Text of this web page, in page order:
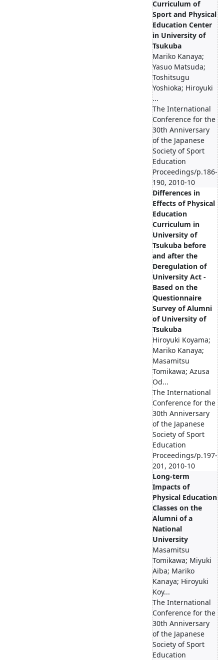
Curriculum of
Sport and Physical
Education Center
in University of
Tsukuba
Mariko Kanaya;
Yasuo Matsuda;
Toshitsugu
Yoshioka; Hiroyuki
...
The International
Conference for the
30th Anniversary
of the Japanese
Society of Sport
Education
Proceedings/p.186-
190, 2010-10
Differences in
Effects of Physical
Education
Curriculum in
University of
Tsukuba before
and after the
Deregulation of
University Act -
Based on the
Questionnaire
Survey of Alumni
of University of
Tsukuba
Hiroyuki Koyama;
Mariko Kanaya;
Masamitsu
Tomikawa; Azusa
Od...
The International
Conference for the
30th Anniversary
of the Japanese
Society of Sport
Education
Proceedings/p.197-
201, 2010-10
Long-term
Impacts of
Physical Education
Classes on the
Alumni of a
National
University
Masamitsu
Tomikawa; Miyuki
Aiba; Mariko
Kanaya; Hiroyuki
Koy...
The International
Conference for the
30th Anniversary
of the Japanese
Society of Sport
Education